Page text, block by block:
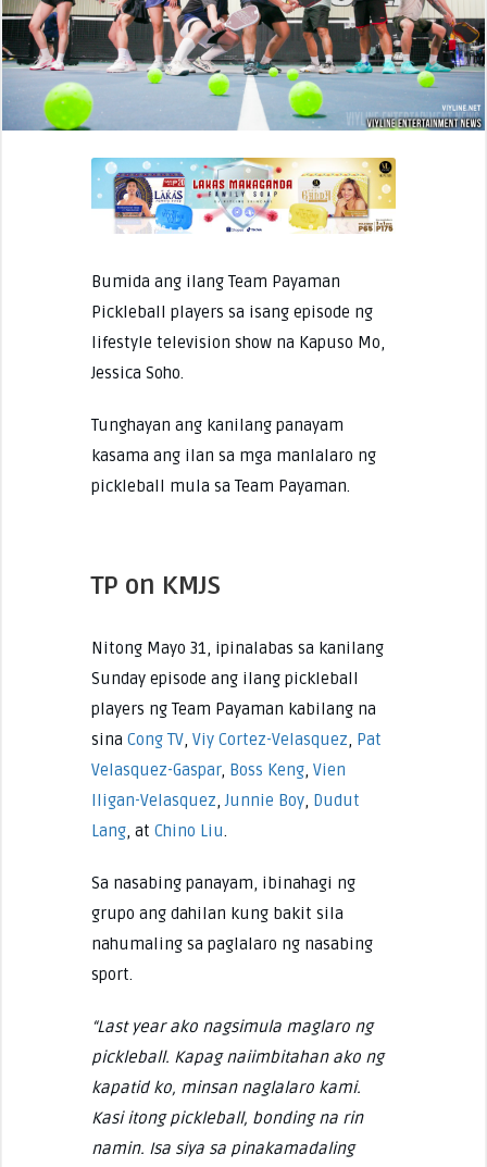
Bumida ang ilang Team Payaman
Pickleball players sa isang episode ng
lifestyle television show na Kapuso Mo,
Jessica Soho.
Tunghayan ang kanilang panayam
kasama ang ilan sa mga manlalaro ng
pickleball mula sa Team Payaman.
TP on KMJS
Nitong Mayo 31, ipinalabas sa kanilang
Sunday episode ang ilang pickleball
players ng Team Payaman kabilang na
sina Cong TV, Viy Cortez-Velasquez, Pat
Velasquez-Gaspar, Boss Keng, Vien
Iligan-Velasquez,Junnie Boy, Dudut
Lang, at Chino Liu.
Sa nasabing panayam, ibinahagi ng
grupo ang dahilan kung bakit sila
nahumaling sa paglalaro ng nasabing
sport.
“Last year ako nagsimula maglaro ng
pickleball. Kapag naiimbitahan ako ng
kapatid ko, minsan naglalaro kami.
Kasi itong pickleball, bonding na rin
namin. Isa siya sa pinakamadaling